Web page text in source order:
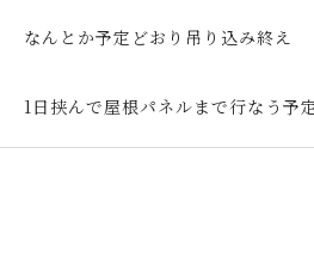
なんとか予定どおり吊り込み終え
1日挟んで屋根パネルまで行なう予定